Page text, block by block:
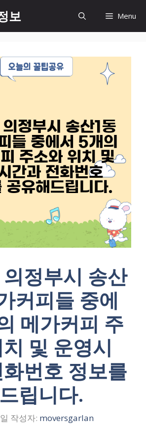
보 Menu
정부시 송산
커피들 중에
메가커피 주
및 운영시
번호 정보를
립니다.
작성자: moversgarlan